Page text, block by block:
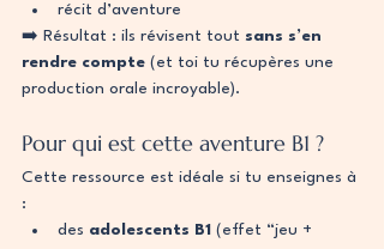
récit d’aventure
➡️ Résultat : ils révisent tout sans s’en
rendre compte (et toi tu récupères une
production orale incroyable).
Pour qui est cette aventure B1 ?
Cette ressource est idéale si tu enseignes à
:
des adolescents B1 (effet “jeu +